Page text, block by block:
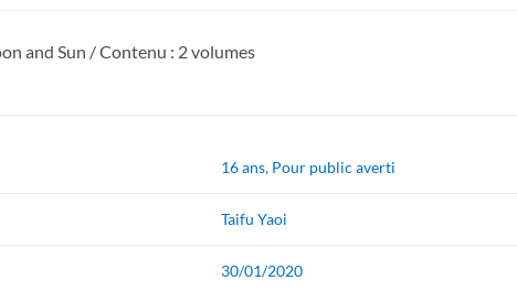
and Sun / Contenu : 2 volumes
16 ans, Pour public averti
Taifu Yaoi
30/01/2020